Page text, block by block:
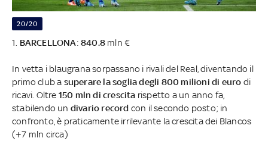
20/20
1. BARCELLONA:840.8 mln €
In vetta i blaugrana sorpassano i rivali del Real, diventando il
primo club a superare la soglia degli 800 milioni di euro di
ricavi. Oltre 150 mln di crescita rispetto a un anno fa,
stabilendo un divario record con il secondo posto; in
confronto, è praticamente irrilevante la crescita dei Blancos
(+7 mln circa)